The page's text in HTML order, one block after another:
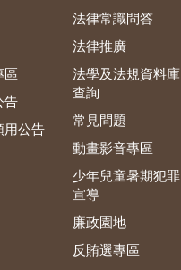
區
告
用公告
法律常識問答
法律推廣
法學及法規資料庫
查詢
常見問題
動畫影音專區
少年兒童暑期犯罪
宣導
廉政園地
反賄選專區